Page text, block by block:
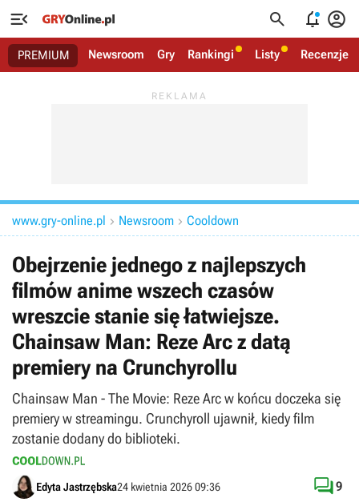
   
PREMIUM Newsroom Gry Rankingi Listy Recenzje
www.gry-online.pl  Newsroom  Cooldown
Obejrzenie jednego z najlepszych
filmów anime wszech czasów
wreszcie stanie się łatwiejsze.
Chainsaw Man: Reze Arc z datą
premiery na Crunchyrollu
Chainsaw Man - The Movie: Reze Arc w końcu doczeka się
premiery w streamingu. Crunchyroll ujawnił, kiedy film
zostanie dodany do biblioteki.
Edyta Jastrzębska24 kwietnia 2026 09:36 9